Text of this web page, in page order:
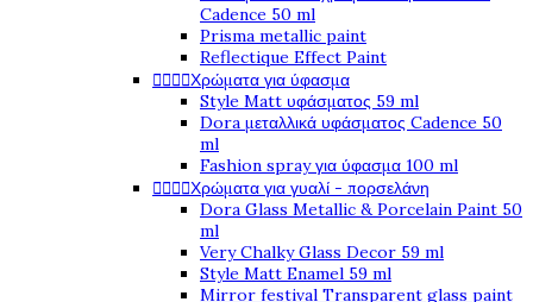
Cadence 50 ml
Prisma metallic paint
Reflectique Effect Paint
   Χρώματα για ύφασμα
Style Matt υφάσματος 59 ml
Dora μεταλλικά υφάσματος Cadence 50
ml
Fashion spray για ύφασμα 100 ml
   Χρώματα για γυαλί - πορσελάνη
Dora Glass Metallic & Porcelain Paint 50
ml
Very Chalky Glass Decor 59 ml
Style Matt Enamel 59 ml
Mirror festival Transparent glass paint